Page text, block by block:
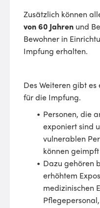
Zusätzlich können
von 60 Jahren und
Bewohner in
Impfung erhalten.
Des Weiteren gibt
für die Impfung.
Personen, die
exponiert sind
vulnerablen
können
Dazu gehören
erhöhtem
medizinischen